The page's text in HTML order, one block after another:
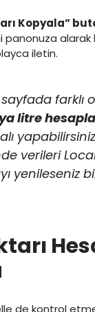
Kopyala”
panonuza alarak
iletin.
sayfada farklı
litre
verileri
yenileseniz
de kontrol